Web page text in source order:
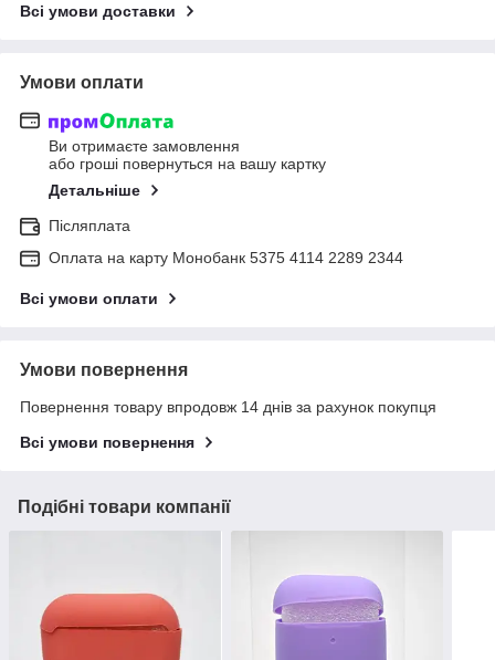
Всі умови доставки
Умови оплати
Ви отримаєте замовлення
або гроші повернуться на вашу картку
Детальніше
Післяплата
Оплата на карту Монобанк 5375 4114 2289 2344
Всі умови оплати
Умови повернення
Повернення товару впродовж 14 днів за рахунок покупця
Всі умови повернення
Подібні товари компанії